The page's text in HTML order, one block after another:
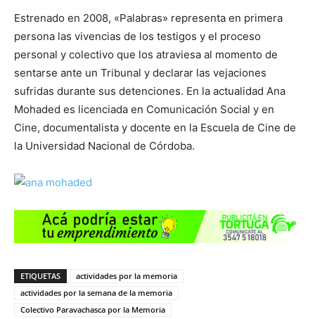
Estrenado en 2008, «Palabras» representa en primera
persona las vivencias de los testigos y el proceso
personal y colectivo que los atraviesa al momento de
sentarse ante un Tribunal y declarar las vejaciones
sufridas durante sus detenciones. En la actualidad Ana
Mohaded es licenciada en Comunicación Social y en
Cine, documentalista y docente en la Escuela de Cine de
la Universidad Nacional de Córdoba.
ETIQUETAS
actividades por la memoria
actividades por la semana de la memoria
Colectivo Paravachasca por la Memoria